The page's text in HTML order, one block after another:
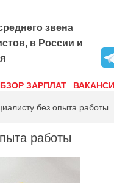
звена
в России и
ЗАРПЛАТ
без опыта работы
работы